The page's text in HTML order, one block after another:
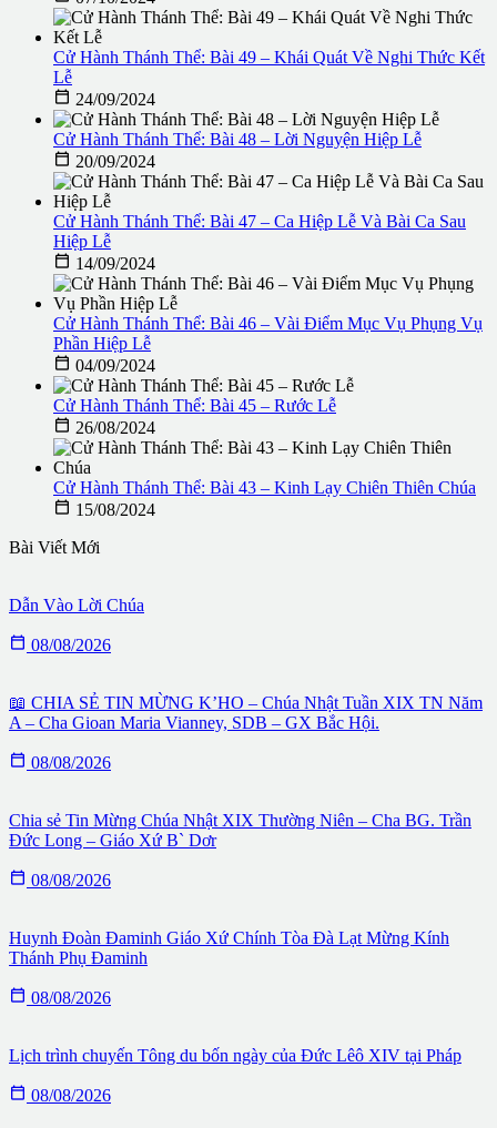
Cử Hành Thánh Thể: Bài 49 – Khái Quát Về Nghi Thức Kết
Lễ
 24/09/2024
Cử Hành Thánh Thể: Bài 48 – Lời Nguyện Hiệp Lễ
 20/09/2024
Cử Hành Thánh Thể: Bài 47 – Ca Hiệp Lễ Và Bài Ca Sau
Hiệp Lễ
 14/09/2024
Cử Hành Thánh Thể: Bài 46 – Vài Điểm Mục Vụ Phụng Vụ
Phần Hiệp Lễ
 04/09/2024
Cử Hành Thánh Thể: Bài 45 – Rước Lễ
 26/08/2024
Cử Hành Thánh Thể: Bài 43 – Kinh Lạy Chiên Thiên Chúa
 15/08/2024
Bài Viết Mới
Dẫn Vào Lời Chúa
 08/08/2026
📖 CHIA SẺ TIN MỪNG K’HO – Chúa Nhật Tuần XIX TN Năm
A – Cha Gioan Maria Vianney, SDB – GX Bắc Hội.
 08/08/2026
Chia sẻ Tin Mừng Chúa Nhật XIX Thường Niên – Cha BG. Trần
Đức Long – Giáo Xứ B` Dơr
 08/08/2026
Huynh Đoàn Đaminh Giáo Xứ Chính Tòa Đà Lạt Mừng Kính
Thánh Phụ Đaminh
 08/08/2026
Lịch trình chuyến Tông du bốn ngày của Đức Lêô XIV tại Pháp
 08/08/2026